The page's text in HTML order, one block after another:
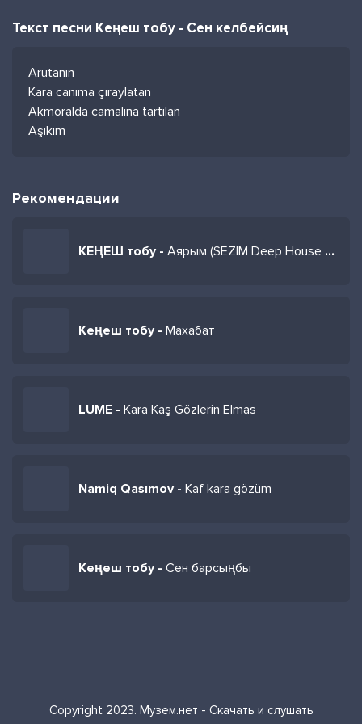
Текст песни Кеңеш тобу - Сен келбейсиң
Arutanın
Kara canıma çıraylatan
Akmoralda camalına tartılan
Aşıkım
Рекомендации
КЕҢЕШ тобу - Аярым (SEZIM Deep House Remix)
Кеңеш тобу - Махабат
LUME - Kara Kaş Gözlerin Elmas
Namiq Qasımov - Kaf kara gözüm
Кеңеш тобу - Сен барсыңбы
Copyright 2023. Музем.нет - Скачать и слушать